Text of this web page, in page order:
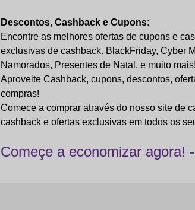
Descontos, Cashback e Cupons:
Encontre as melhores ofertas de cupons e
exclusivas de cashback. BlackFriday, Cyber
Namorados, Presentes de Natal, e muito mais!
Aproveite Cashback, cupons, descontos,
compras!
Comece a comprar através do nosso site de
cashback e ofertas exclusivas em todos os
Começe a economizar agora!